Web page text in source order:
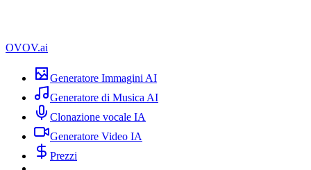
OVOV.ai
Generatore Immagini AI
Generatore di Musica AI
Clonazione vocale IA
Generatore Video IA
Prezzi